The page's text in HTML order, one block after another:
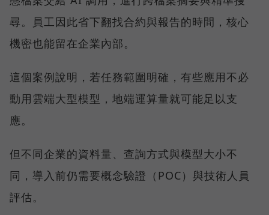
尋。員工因此省下翻找合約與報告的時間，核心
機密也能留在企業內部。
這個案例說明，若任務範圍明確，有些應用不必
動用雲端大型模型，地端運算量就可能足以支
應。
但不同企業的資料量、查詢方式與模型大小不
同，導入前仍需要概念驗證（POC）與技術人員
評估。